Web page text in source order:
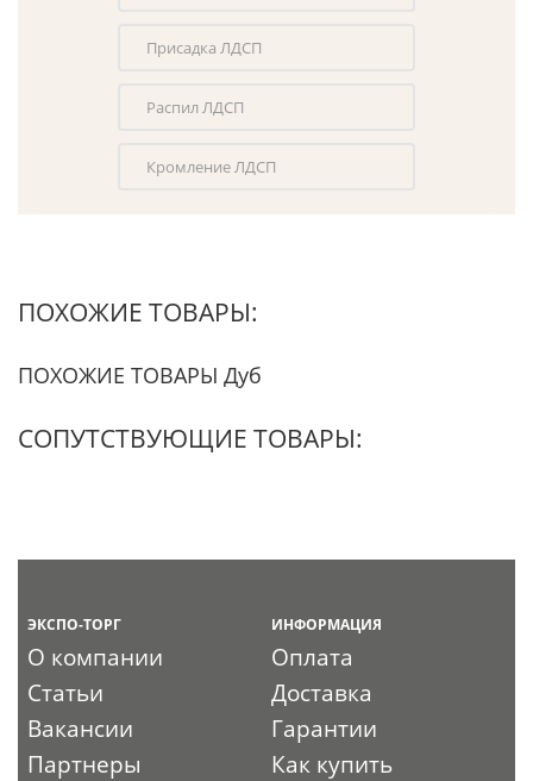
Присадка ЛДСП
Распил ЛДСП
Кромление ЛДСП
ПОХОЖИЕ ТОВАРЫ:
ПОХОЖИЕ ТОВАРЫ Дуб
СОПУТСТВУЮЩИЕ ТОВАРЫ:
ЭКСПО-ТОРГ
О компании
Статьи
Вакансии
Партнеры
ИНФОРМАЦИЯ
Оплата
Доставка
Гарантии
Как купить